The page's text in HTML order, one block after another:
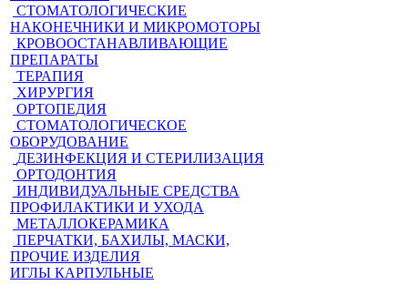
СТОМАТОЛОГИЧЕСКИЕ
НАКОНЕЧНИКИ И МИКРОМОТОРЫ
КРОВООСТАНАВЛИВАЮЩИЕ
ПРЕПАРАТЫ
ТЕРАПИЯ
ХИРУРГИЯ
ОРТОПЕДИЯ
СТОМАТОЛОГИЧЕСКОЕ
ОБОРУДОВАНИЕ
ДЕЗИНФЕКЦИЯ И СТЕРИЛИЗАЦИЯ
ОРТОДОНТИЯ
ИНДИВИДУАЛЬНЫЕ СРЕДСТВА
ПРОФИЛАКТИКИ И УХОДА
МЕТАЛЛОКЕРАМИКА
ПЕРЧАТКИ, БАХИЛЫ, МАСКИ,
ПРОЧИЕ ИЗДЕЛИЯ
ИГЛЫ КАРПУЛЬНЫЕ